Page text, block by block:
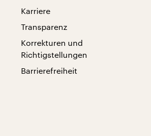
Karriere
Transparenz
Korrekturen und
Richtigstellungen
Barrierefreiheit